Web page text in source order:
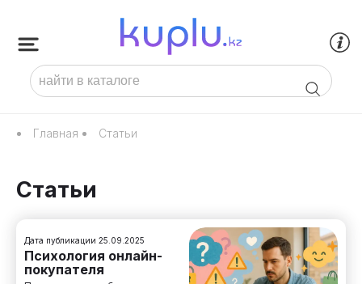
Главная Статьи
Статьи
Дата публикации 25.09.2025
Психология онлайн-
покупателя